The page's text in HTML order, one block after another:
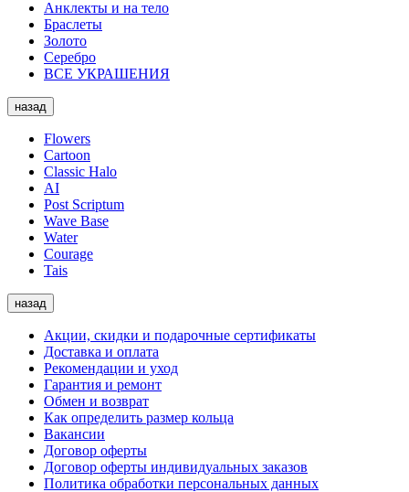
Анклекты и на тело
Браслеты
Золото
Серебро
ВСЕ УКРАШЕНИЯ
назад
Flowers
Cartoon
Classic Halo
AI
Post Scriptum
Wave Base
Water
Courage
Tais
назад
Акции, скидки и подарочные сертификаты
Доставка и оплата
Рекомендации и уход
Гарантия и ремонт
Обмен и возврат
Как определить размер кольца
Вакансии
Договор оферты
Договор оферты индивидуальных заказов
Политика обработки персональных данных